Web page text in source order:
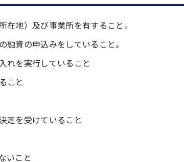
在地）及び事業所を有すること。
融資の申込みをしていること。
れを実行していること
こと
定を受けていること
いこと